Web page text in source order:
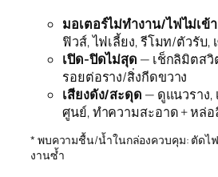
มอเตอร์ไม่ทำงาน/ไฟไม่เข้า
ฟิวส์, ไฟเลี้ยง, รีโมท/ตัวรับ,
เปิด‑ปิดไม่สุด — เช็กลิมิตสวิ
รอยต่อราง/สิ่งกีดขวาง
เสียงดัง/สะดุด — ดูแนวราง,
ศูนย์, ทำความสะอาด + หล่
* พบความชื้น/น้ำในกล่องควบคุม: ตัดไ
งานซ้ำ